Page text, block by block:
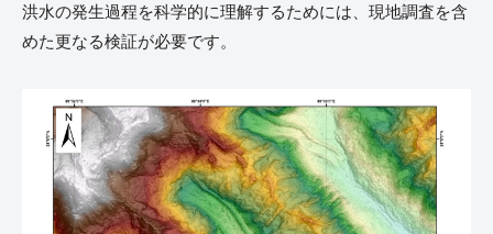
洪水の発生過程を科学的に理解するためには、現地調査を含
めた更なる検証が必要です。